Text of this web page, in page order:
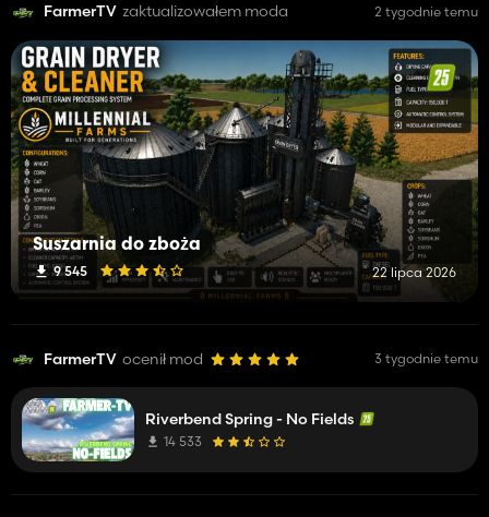
FarmerTV zaktualizowałem moda 2 tygodnie temu
Suszarnia do zboża
9 545 22 lipca 2026
FarmerTV ocenił mod 3 tygodnie temu
Riverbend Spring - No Fields
14 533